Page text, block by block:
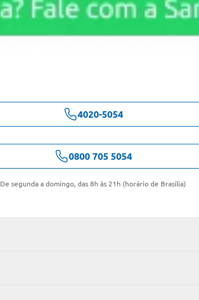
4020-5054
0800 705 5054
De segunda a domingo, das 8h às 21h (horário de Brasília)